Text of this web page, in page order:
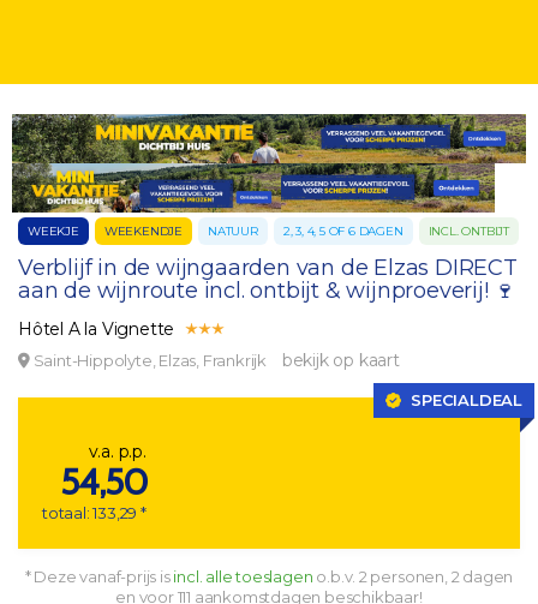
WEEKJE WEEKENDJE NATUUR 2, 3, 4, 5 OF 6 DAGEN INCL. ONTBIJT
Verblijf in de wijngaarden van de Elzas DIRECT
aan de wijnroute incl. ontbijt & wijnproeverij! 🍷
Hôtel A la Vignette
Saint-Hippolyte, Elzas, Frankrijk bekijk op kaart
SPECIALDEAL
v.a. p.p.
54,50
totaal: 133,29 *
* Deze vanaf-prijs isincl. alle toeslagen o.b.v. 2 personen, 2 dagen
en voor 111 aankomstdagen beschikbaar!